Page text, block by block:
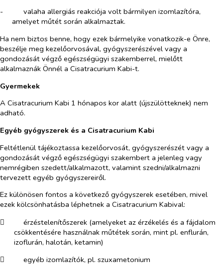
-​
valaha allergiás reakciója volt bármilyen izomlazítóra,
amelyet műtét során alkalmaztak.
Ha nem biztos benne, hogy ezek bármelyike vonatkozik-e Önre,
beszélje meg kezelőorvosával, gyógyszerészével vagy a
gondozását végző egészségügyi szakemberrel, mielőtt
alkalmaznák Önnél a Cisatracurium Kabi-t.
Gyermekek
A Cisatracurium Kabi 1 hónapos kor alatt (újszülötteknek) nem
adható.
Egyéb gyógyszerek és a Cisatracurium Kabi
Feltétlenül tájékoztassa kezelőorvosát, gyógyszerészét vagy a
gondozását végző egészségügyi szakembert a jelenleg vagy
nemrégiben szedett/alkalmazott, valamint szedni/alkalmazni
tervezett egyéb gyógyszereiről.
Ez különösen fontos a következő gyógyszerek esetében, mivel
ezek kölcsönhatásba léphetnek a Cisatracurium Kabival:
​
érzéstelenítőszerek (amelyeket az érzékelés és a fájdalom
csökkentésére használnak műtétek során, mint pl. enflurán,
izoflurán, halotán, ketamin)
​
egyéb izomlazítók, pl. szuxametonium